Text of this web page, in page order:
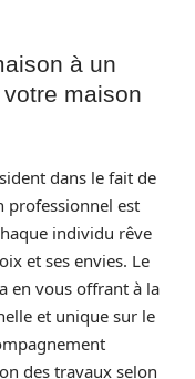
à un
maison
dans le fait de
professionnel est
individu rêve
et ses envies. Le
en vous offrant à la
et unique sur le
des travaux selon